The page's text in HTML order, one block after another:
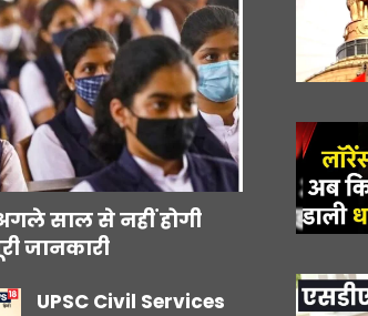
साल से नहीं होगी
जानकारी
UPSC Civil Services